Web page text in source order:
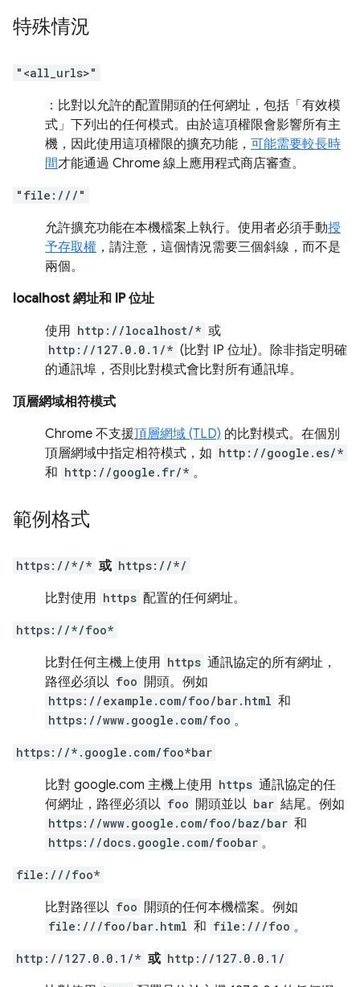
特殊情況
"<all_urls>"
：比對以允許的配置開頭的任何網址，包括「有效模
式」 下列出的任何模式。由於這項權限會影響所有主
機，因此使用這項權限的擴充功能， 可能需要較長時
間才能通過 Chrome 線上應用程式商店審查。
"file:///"
允許擴充功能在本機檔案上執行。使用者必須手動授
予存取權 ，請注意，這個情況需要三個斜線，而不是
兩個。
localhost 網址和 IP 位址
使用 http://localhost/* 或
http://127.0.0.1/* (比對 IP 位址)。除非指定明確
的通訊埠，否則比對模式會比對所有通訊埠。
頂層網域相符模式
Chrome 不支援頂層網域 (TLD) 的比對模式。在個別
頂層網域中指定相符模式，如 http://google.es/*
和 http://google.fr/* 。
範例格式
https://*/* 或 https://*/
比對使用 https 配置的任何網址。
https://*/foo*
比對任何主機上使用 https 通訊協定的所有網址，
路徑必須以 foo 開頭。例如
https://example.com/foo/bar.html 和
https://www.google.com/foo 。
https://*.google.com/foo*bar
比對 google.com 主機上使用 https 通訊協定的任
何網址，路徑必須以 foo 開頭並以 bar 結尾。例如
https://www.google.com/foo/baz/bar 和
https://docs.google.com/foobar 。
file:///foo*
比對路徑以 foo 開頭的任何本機檔案。例如
file:///foo/bar.html 和 file:///foo 。
http://127.0.0.1/* 或 http://127.0.0.1/